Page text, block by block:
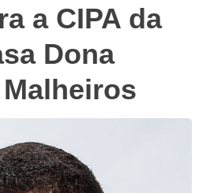
a CIPA da
Dona